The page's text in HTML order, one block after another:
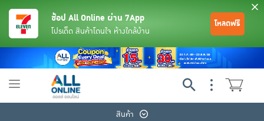
ช้อป All Online ผ่าน 7App
โปรเด็ด สินค้าโดนใจ ห้างใกล้บ้าน
โหลดฟรี
Toggle
สินค้า